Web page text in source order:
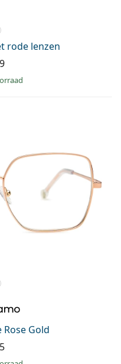
rode lenzen
Gold